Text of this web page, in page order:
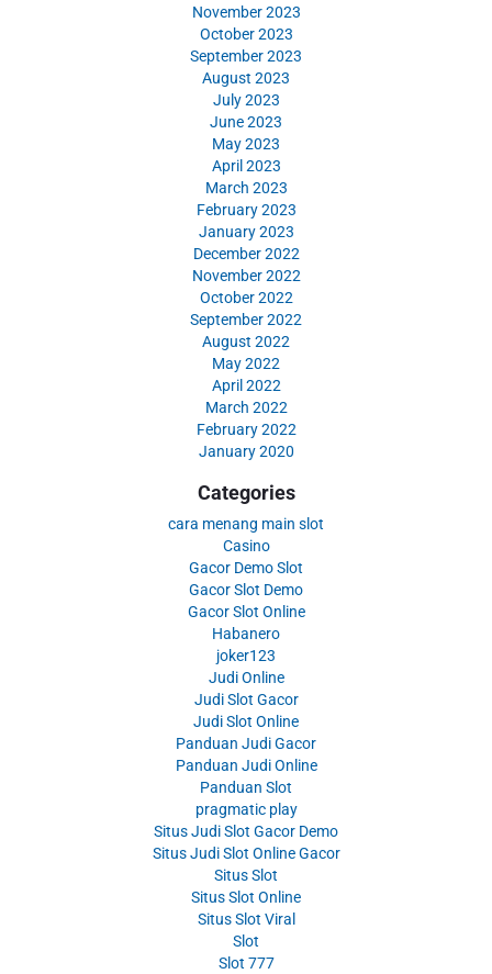
November 2023
October 2023
September 2023
August 2023
July 2023
June 2023
May 2023
April 2023
March 2023
February 2023
January 2023
December 2022
November 2022
October 2022
September 2022
August 2022
May 2022
April 2022
March 2022
February 2022
January 2020
Categories
cara menang main slot
Casino
Gacor Demo Slot
Gacor Slot Demo
Gacor Slot Online
Habanero
joker123
Judi Online
Judi Slot Gacor
Judi Slot Online
Panduan Judi Gacor
Panduan Judi Online
Panduan Slot
pragmatic play
Situs Judi Slot Gacor Demo
Situs Judi Slot Online Gacor
Situs Slot
Situs Slot Online
Situs Slot Viral
Slot
Slot 777